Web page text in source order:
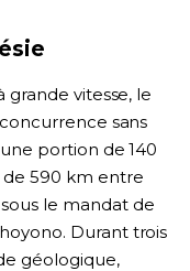
vitesse, le
sans
portion de 140
590 km entre
le mandat de
Durant trois
géologique,